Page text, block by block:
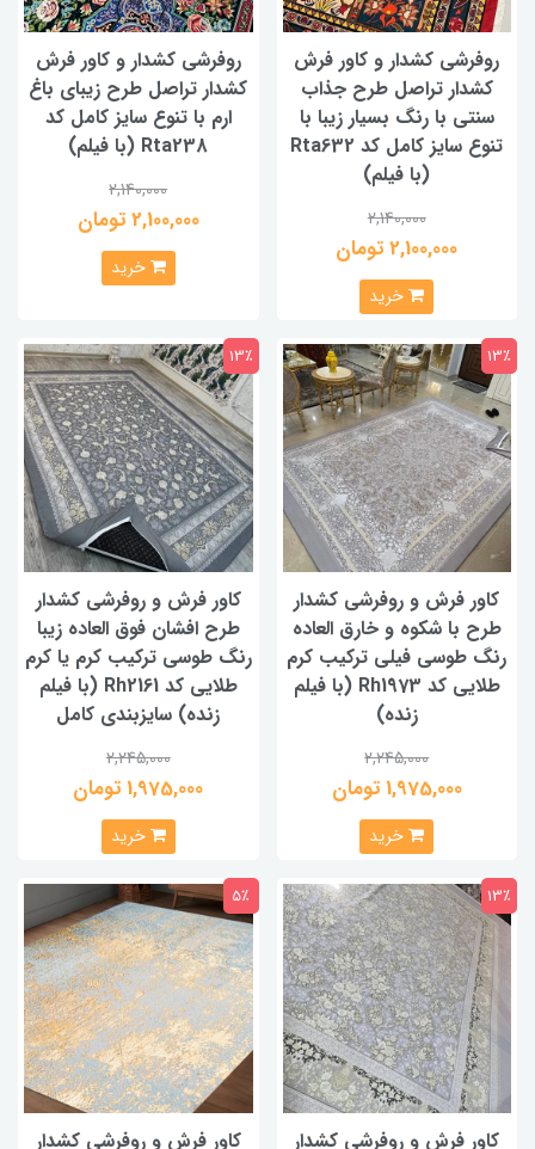
روفرشی کشدار و کاور فرش
کشدار تراصل طرح جذاب
سنتی با رنگ بسیار زیبا با
تنوع سایز کامل کد Rta632
(با فیلم)
2,140,000
2,100,000 تومان
خرید
روفرشی کشدار و کاور فرش
کشدار تراصل طرح زیبای باغ
ارم با تنوع سایز کامل کد
Rta238 (با فیلم)
2,140,000
2,100,000 تومان
خرید
کاور فرش و روفرشی کشدار‌
طرح با شکوه و خارق العاده
رنگ طوسی فیلی ترکیب کرم
طلایی کد Rh1973 (با فیلم
زنده)
2,245,000
1,975,000 تومان
13٪
خرید
کاور فرش و روفرشی کشدار‌
طرح افشان فوق العاده زیبا
رنگ طوسی ترکیب کرم یا کرم
طلایی کد Rh2161 (با فیلم
زنده) سایزبندی کامل
2,245,000
1,975,000 تومان
13٪
خرید
کاور فرش و روفرشی کشدار
13٪
کاور فرش و روفرشی کشدار
5٪